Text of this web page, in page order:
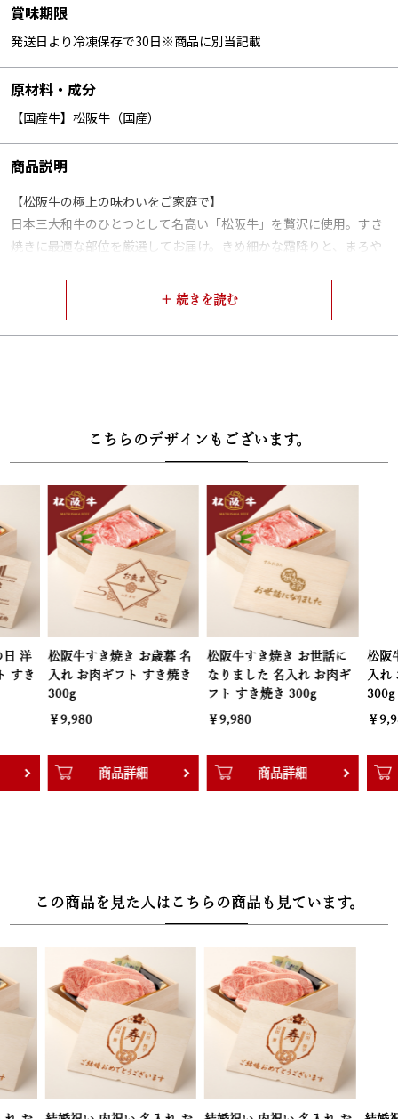
賞味期限
発送日より冷凍保存で30日※商品に別当記載
原材料・成分
【国産牛】松阪牛（国産）
商品説明
【松阪牛の極上の味わいをご家庭で】
日本三大和牛のひとつとして名高い「松阪牛」を贅沢に使用。すき
焼きに最適な部位を厳選してお届け。きめ細かな霜降りと、まろや
など、どの調理方法でも格別の美味しさを引き出します。牛兵衛店
主が長年の経験で厳選した松阪牛の、とろける食感と芳醇な香りを
ご堪能ください。
【風呂敷包みの高級木箱でお届け】
牛兵衛オリジナルの高級木箱に、風呂敷を巻いて丁寧に梱包。特別
な方への贈り物にも、自分へのご褒美にもふさわしい、上質感あふ
れる仕立てです。贈る人の心遣いが伝わる逸品として、多くのお客
様に選ばれています。
【木箱サイズ】幅30.3cm × 奥行22.2cm × 高さ8.3cm
こちらのデザインもございます。
松阪牛すき焼き お歳暮 名
入れ お肉ギフト すき焼き
￥9,980
商品詳細
松阪牛すき焼き お世話に
なりました 名入れ お肉ギ
フト すき焼き 300g
￥9,980
商品詳細
松阪牛すき
入れ お肉ギ
￥9,980
商
この商品を見た人はこちらの商品も見ています。